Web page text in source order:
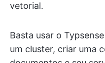
vetorial.
Basta usar o
um cluster, criar uma